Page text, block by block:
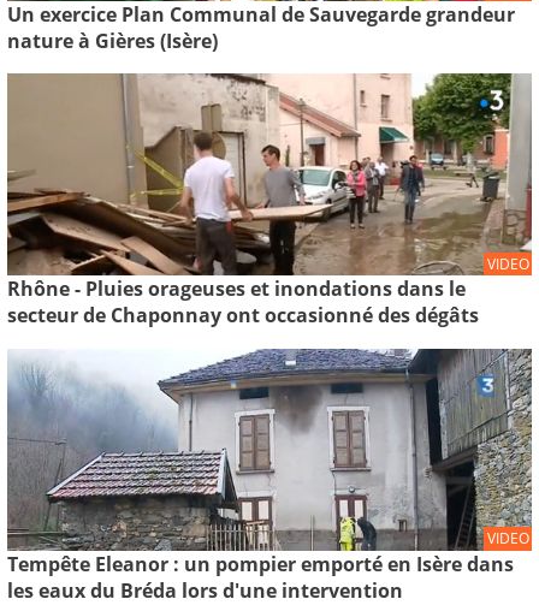
Un exercice Plan Communal de Sauvegarde grandeur
nature à Gières (Isère)
VIDEO
Rhône - Pluies orageuses et inondations dans le
secteur de Chaponnay ont occasionné des dégâts
VIDEO
Tempête Eleanor : un pompier emporté en Isère dans
les eaux du Bréda lors d'une intervention